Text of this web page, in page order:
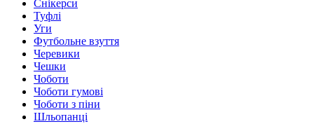
Снікерси
Туфлі
Уги
Футбольне взуття
Черевики
Чешки
Чоботи
Чоботи гумові
Чоботи з піни
Шльопанці